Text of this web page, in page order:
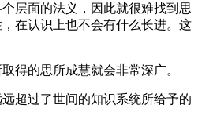
层面的法义，因此就很难找到思
在认识上也不会有什么长进。这
得的思所成慧就会非常深广。
超过了世间的知识系统所给予的